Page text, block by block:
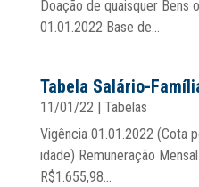
Doação de quaisquer Bens
01.01.2022 Base de...
Tabela Salário-
11/01/22 | Tabelas
Vigência 01.01.2022 (Cota
idade) Remuneração
R$1.655,98...